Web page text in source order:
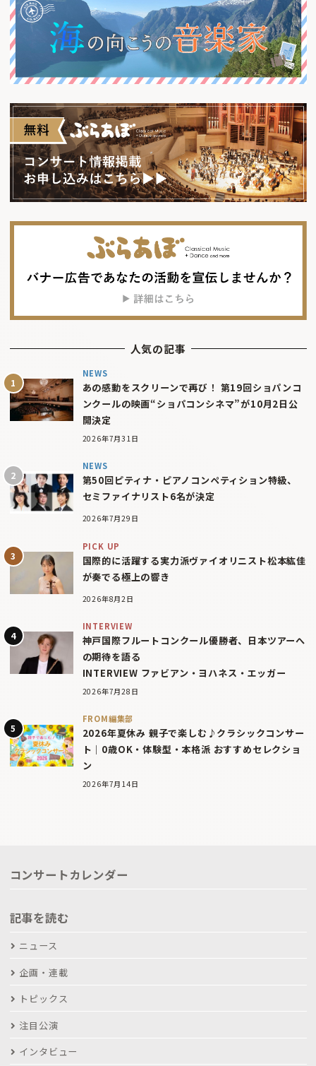
人気の記事
NEWS
あの感動をスクリーンで再び！ 第19回ショパンコ
ンクールの映画“ショパコンシネマ”が10月2日公
開決定
2026年7月31日
NEWS
第50回ピティナ・ピアノコンペティション特級、
セミファイナリスト6名が決定
2026年7月29日
PICK UP
国際的に活躍する実力派ヴァイオリニスト松本紘佳
が奏でる極上の響き
2026年8月2日
INTERVIEW
神戸国際フルートコンクール優勝者、日本ツアーへ
の期待を語る
INTERVIEW ファビアン・ヨハネス・エッガー
2026年7月28日
FROM編集部
2026年夏休み 親子で楽しむ♪クラシックコンサー
ト｜0歳OK・体験型・本格派 おすすめセレクショ
ン
2026年7月14日
コンサートカレンダー
記事を読む
ニュース
企画・連載
トピックス
注目公演
インタビュー